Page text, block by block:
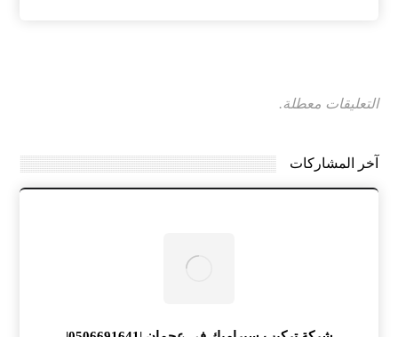
التعليقات معطلة.
آخر المشاركات